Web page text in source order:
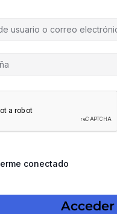
conectado
Acceder